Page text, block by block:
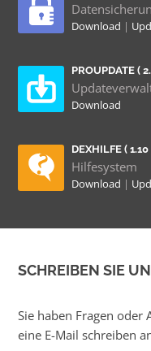
Download |
PROUPDATE (
Download
DEXHILFE ( 1.10
Hilfesystem
Download |
SCHREIBEN SIE
Sie haben Fragen oder
eine E-Mail schreiben